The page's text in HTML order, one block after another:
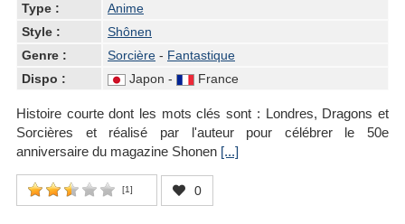
Type :
Anime
Style :
Shônen
Genre :
Sorcière - Fantastique
Dispo :
Japon - France
Histoire courte dont les mots clés sont : Londres, Dragons et
Sorcières et réalisé par l'auteur pour célébrer le 50e
anniversaire du magazine Shonen [...]
[1] 0